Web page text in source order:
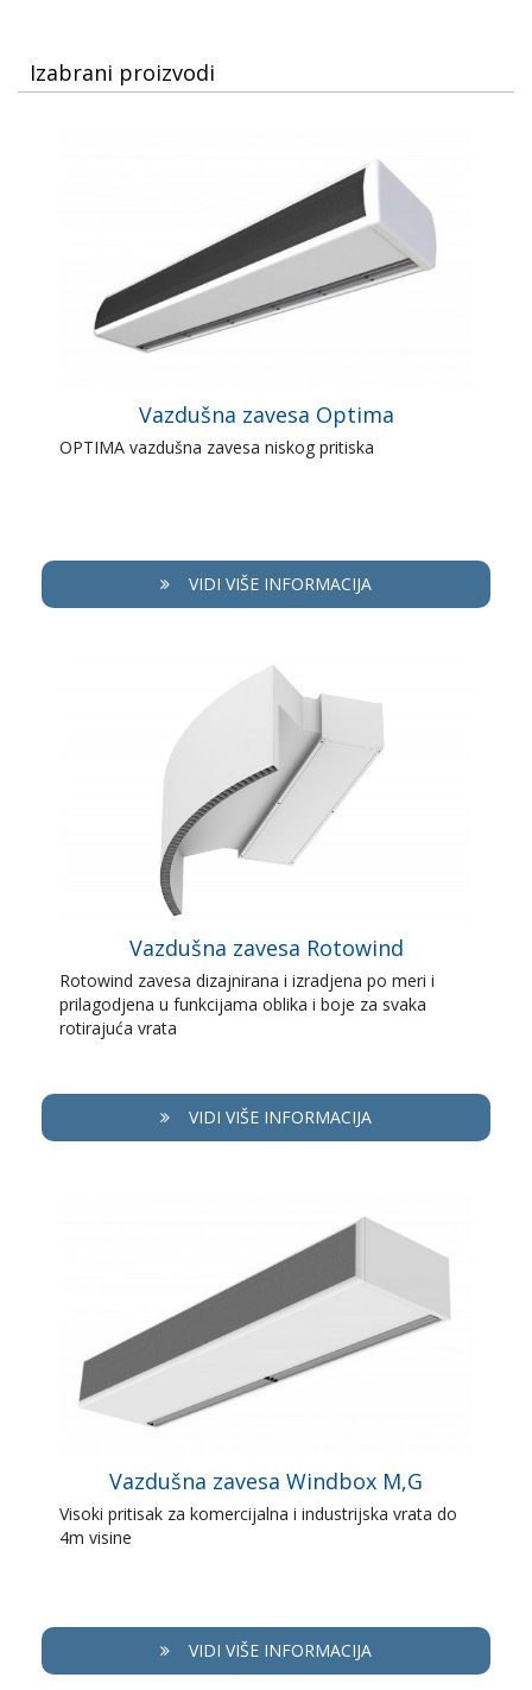
Izabrani proizvodi
Vazdušna zavesa Optima
OPTIMA vazdušna zavesa niskog pritiska
VIDI VIŠE INFORMACIJA
Vazdušna zavesa Rotowind
Rotowind zavesa dizajnirana i izradjena po meri i
prilagodjena u funkcijama oblika i boje za svaka
rotirajuća vrata
VIDI VIŠE INFORMACIJA
Vazdušna zavesa Windbox M,G
Visoki pritisak za komercijalna i industrijska vrata do
4m visine
VIDI VIŠE INFORMACIJA